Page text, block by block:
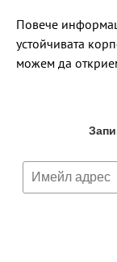
Повече
устойчивата
можем да